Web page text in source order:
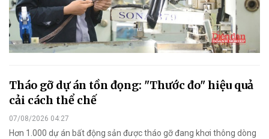
Tháo gỡ dự án tồn đọng: "Thước đo" hiệu quả
cải cách thể chế
07/08/2026 04:27
Hơn 1.000 dự án bất động sản được tháo gỡ đang khơi thông dòng